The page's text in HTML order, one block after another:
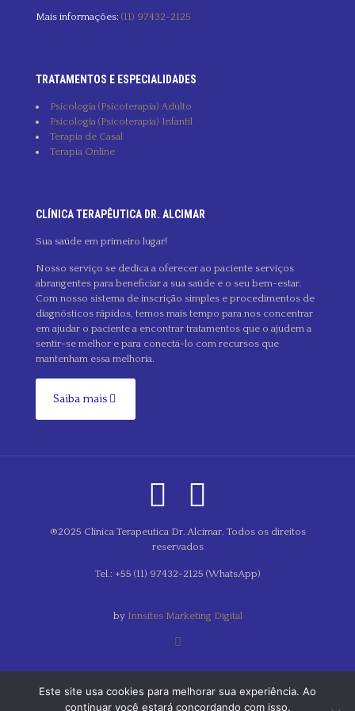
Mais informações: (11) 97432-2125
TRATAMENTOS E ESPECIALIDADES
Psicologia (Psicoterapia) Adulto
Psicologia (Psicoterapia) Infantil
Terapia de Casal
Terapia Online
CLÍNICA TERAPÊUTICA DR. ALCIMAR
Sua saúde em primeiro lugar!
Nosso serviço se dedica a oferecer ao paciente serviços
abrangentes para beneficiar a sua saúde e o seu bem-estar.
Com nosso sistema de inscrição simples e procedimentos de
diagnósticos rápidos, temos mais tempo para nos concentrar
em ajudar o paciente a encontrar tratamentos que o ajudem a
sentir-se melhor e para conectá-lo com recursos que
mantenham essa melhoria.
Saiba mais
®2025 Clínica Terapeutica Dr. Alcimar. Todos os direitos
reservados
Tel.: +55 (11) 97432-2125 (WhatsApp)
by Innsites Marketing Digital
Horário de atendimento.
Este site usa cookies para melhorar sua experiência. Ao
continuar você estará concordando com isso.